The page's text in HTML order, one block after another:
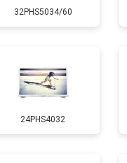
5200 ₽
3100 ₽
3700 ₽
32PHS5034/60
24PHS4032